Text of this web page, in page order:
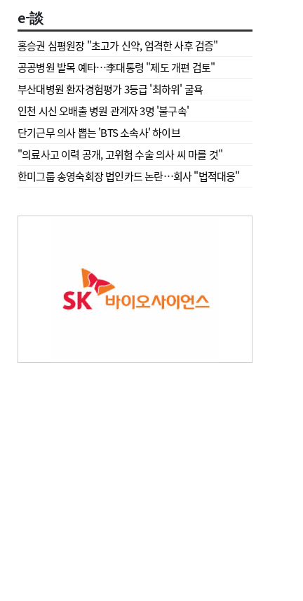
e-談
홍승권 심평원장 " 초고가 신약, 엄격한 사후 검증"
공공병원 발목 예타…李대통령 "제도 개편 검토"
부산대병원 환자경험평가 3등급 '최하위' 굴욕
인천 시신 오배출 병원 관계자 3명 '불구속'
단기근무 의사 뽑는 'BTS 소속사' 하이브
"의료사고 이력 공개, 고위험 수술 의사 씨 마를 것"
한미그룹 송영숙회장 법인카드 논란…회사 "법적대응"